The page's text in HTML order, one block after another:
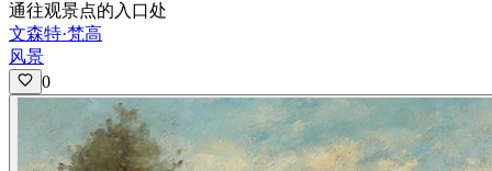
通往观景点的入口处
文森特·梵高
风景
0